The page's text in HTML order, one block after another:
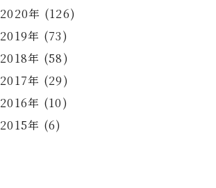
2020年 (126)
2019年 (73)
2018年 (58)
2017年 (29)
2016年 (10)
2015年 (6)